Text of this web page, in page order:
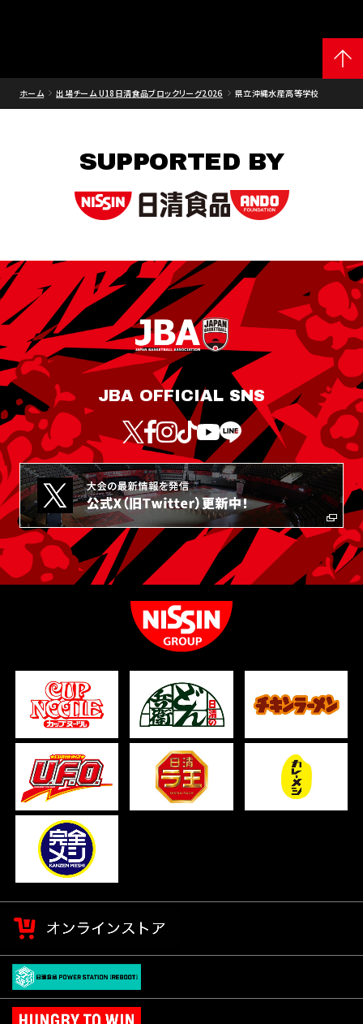
ホーム 出場チーム U18日清食品ブロックリーグ2026 県立沖縄水産高等学校
SUPPORTED BY
JBA OFFICIAL SNS